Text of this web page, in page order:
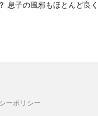
息子の風邪もほとんど良く
ーポリシー